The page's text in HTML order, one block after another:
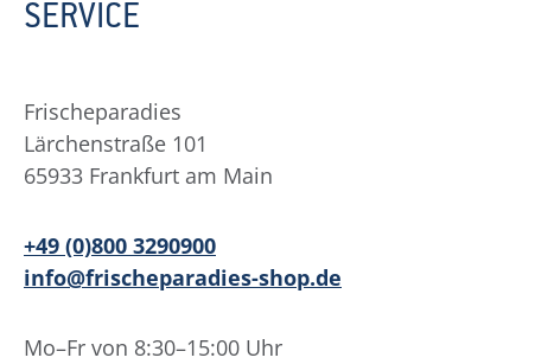
SERVICE
Frischeparadies
Lärchenstraße 101
65933 Frankfurt am Main
+49 (0)800 3290900
info@frischeparadies-shop.de
Mo–Fr von 8:30–15:00 Uhr